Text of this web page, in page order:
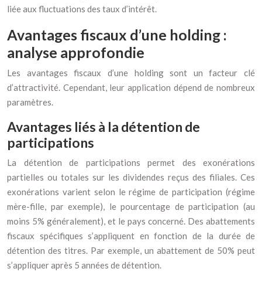
liée aux fluctuations des taux d’intérêt.
Avantages fiscaux d’une holding :
analyse approfondie
Les avantages fiscaux d’une holding sont un facteur clé
d’attractivité. Cependant, leur application dépend de nombreux
paramètres.
Avantages liés à la détention de
participations
La détention de participations permet des exonérations
partielles ou totales sur les dividendes reçus des filiales. Ces
exonérations varient selon le régime de participation (régime
mère-fille, par exemple), le pourcentage de participation (au
moins 5% généralement), et le pays concerné. Des abattements
fiscaux spécifiques s’appliquent en fonction de la durée de
détention des titres. Par exemple, un abattement de 50% peut
s’appliquer après 5 années de détention.